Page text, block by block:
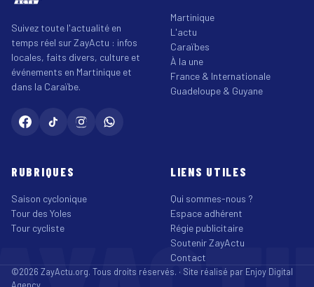
Suivez toute l'actualité en
temps réel sur ZayActu : infos
locales, faits divers, culture et
événements en Martinique et
dans la Caraïbe.
Martinique
L'actu
Caraïbes
À la une
France & Internationale
Guadeloupe & Guyane
RUBRIQUES
Saison cyclonique
Tour des Yoles
Tour cycliste
LIENS UTILES
Qui sommes-nous ?
Espace adhérent
Régie publicitaire
Soutenir ZayActu
Contact
©2026 ZayActu.org. Tous droits réservés. · Site réalisé par Enjoy Digital